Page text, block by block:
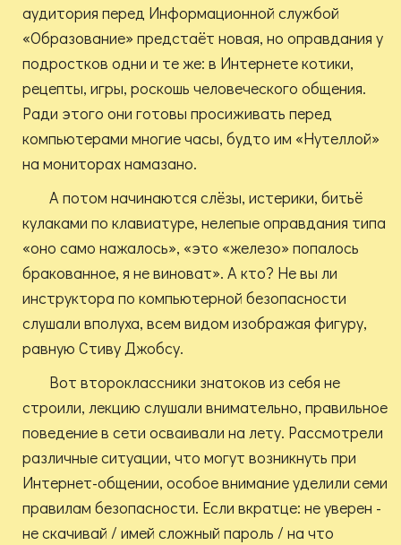
аудитория перед Информационной службой
«Образование» предстаёт новая, но оправдания у
подростков одни и те же: в Интернете котики,
рецепты, игры, роскошь человеческого общения.
Ради этого они готовы просиживать перед
компьютерами многие часы, будто им «Нутеллой»
на мониторах намазано.
А потом начинаются слёзы, истерики, битьё
кулаками по клавиатуре, нелепые оправдания типа
«оно само нажалось», «это «железо» попалось
бракованное, я не виноват». А кто? Не вы ли
инструктора по компьютерной безопасности
слушали вполуха, всем видом изображая фигуру,
равную Стиву Джобсу.
Вот второклассники знатоков из себя не
строили, лекцию слушали внимательно, правильное
поведение в сети осваивали на лету. Рассмотрели
различные ситуации, что могут возникнуть при
Интернет-общении, особое внимание уделили семи
правилам безопасности. Если вкратце: не уверен -
не скачивай / имей сложный пароль / на что